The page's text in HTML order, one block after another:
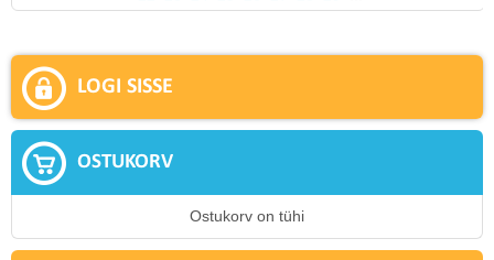
LOGI SISSE
OSTUKORV
Ostukorv on tühi